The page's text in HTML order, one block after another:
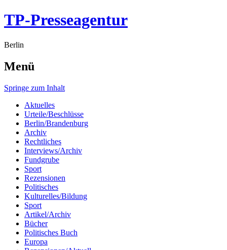
TP-Presseagentur
Berlin
Menü
Springe zum Inhalt
Aktuelles
Urteile/Beschlüsse
Berlin/Brandenburg
Archiv
Rechtliches
Interviews/Archiv
Fundgrube
Sport
Rezensionen
Politisches
Kulturelles/Bildung
Sport
Artikel/Archiv
Bücher
Politisches Buch
Europa